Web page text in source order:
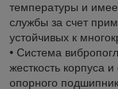
температуры и
службы за счет
устойчивых к
• Система
жесткость корпуса
опорного